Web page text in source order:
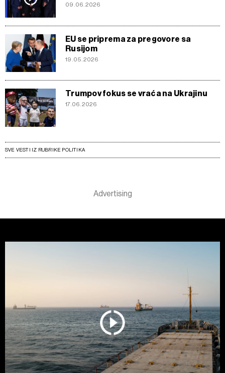
09.06.2026
EU se priprema za pregovore sa
Rusijom
19.05.2026
Trumpov fokus se vraća na Ukrajinu
17.06.2026
SVE VESTI IZ RUBRIKE POLITIKA